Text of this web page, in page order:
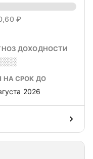
₽
ДОХОДНОСТИ
НА СРОК ДО
2026